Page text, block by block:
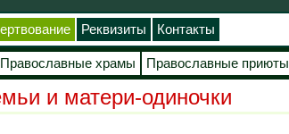
Реквизиты Контакты
Православные храмы Православные приюты
и матери-одиночки